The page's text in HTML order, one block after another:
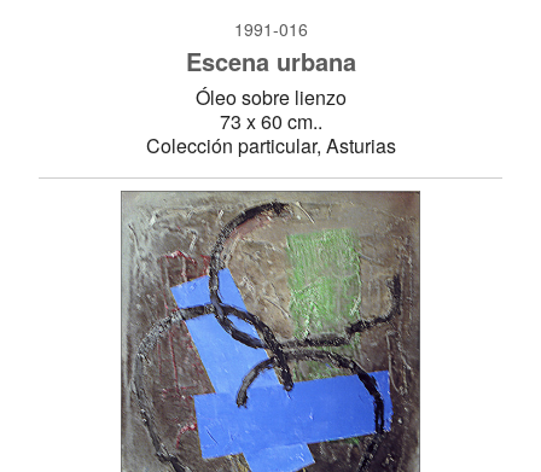
1991-016
Escena urbana
Óleo sobre lienzo
73 x 60 cm..
Colección particular, Asturias